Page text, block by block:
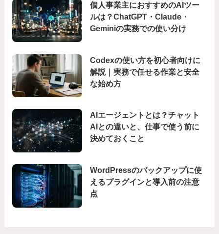
個人事業主におすすめのAIツー
ルは？ChatGPT・Claude・
Geminiの実務での使い分け
Codexの使い方を初心者向けに
解説｜実務で任せる作業と安全
な始め方
AIエージェントとは？チャット
AIとの違いと、仕事で使う前に
決めておくこと
WordPressのバックアップに使
えるプラグインと導入前の注意
点